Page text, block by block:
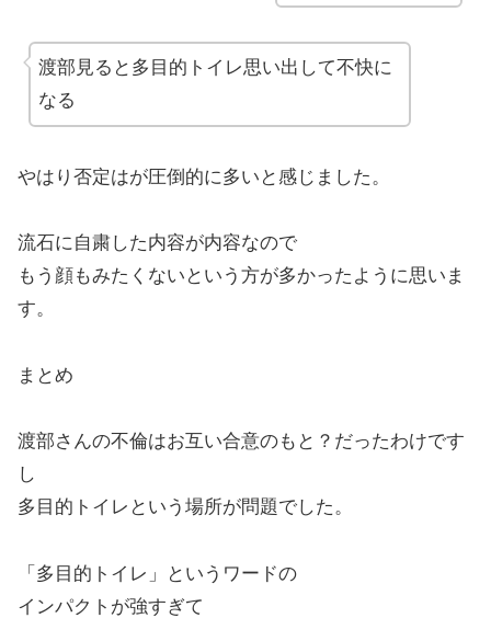
渡部見ると多目的トイレ思い出して不快に
なる
やはり否定はが圧倒的に多いと感じました。
流石に自粛した内容が内容なので
もう顔もみたくないという方が多かったように思いま
す。
まとめ
渡部さんの不倫はお互い合意のもと？だったわけです
し
多目的トイレという場所が問題でした。
「多目的トイレ」というワードの
インパクトが強すぎて